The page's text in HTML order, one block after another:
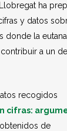
ha
y datos
donde la
a un
recogidos
cifras:
de